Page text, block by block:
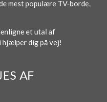
mest populære TV-borde,
et utal af
hjælper dig på vej!
AF